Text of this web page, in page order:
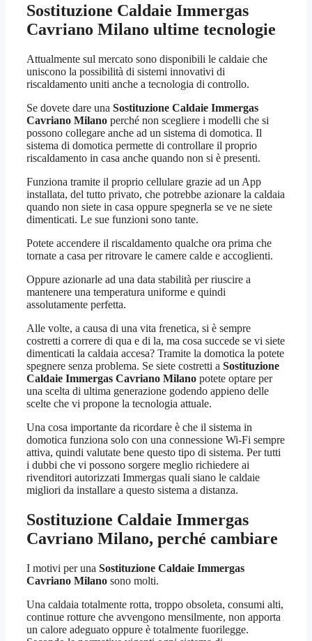
Sostituzione Caldaie Immergas
Cavriano Milano ultime tecnologie
Attualmente sul mercato sono disponibili le caldaie che
uniscono la possibilità di sistemi innovativi di
riscaldamento uniti anche a tecnologia di controllo.
Se dovete dare una Sostituzione Caldaie Immergas
Cavriano Milano perché non scegliere i modelli che si
possono collegare anche ad un sistema di domotica. Il
sistema di domotica permette di controllare il proprio
riscaldamento in casa anche quando non si è presenti.
Funziona tramite il proprio cellulare grazie ad un App
installata, del tutto privato, che potrebbe azionare la caldaia
quando non siete in casa oppure spegnerla se ve ne siete
dimenticati. Le sue funzioni sono tante.
Potete accendere il riscaldamento qualche ora prima che
tornate a casa per ritrovare le camere calde e accoglienti.
Oppure azionarle ad una data stabilità per riuscire a
mantenere una temperatura uniforme e quindi
assolutamente perfetta.
Alle volte, a causa di una vita frenetica, si è sempre
costretti a correre di qua e di la, ma cosa succede se vi siete
dimenticati la caldaia accesa? Tramite la domotica la potete
spegnere senza problema. Se siete costretti a Sostituzione
Caldaie Immergas Cavriano Milano potete optare per
una scelta di ultima generazione godendo appieno delle
scelte che vi propone la tecnologia attuale.
Una cosa importante da ricordare è che il sistema in
domotica funziona solo con una connessione Wi-Fi sempre
attiva, quindi valutate bene questo tipo di sistema. Per tutti
i dubbi che vi possono sorgere meglio richiedere ai
rivenditori autorizzati Immergas quali siano le caldaie
migliori da installare a questo sistema a distanza.
Sostituzione Caldaie Immergas
Cavriano Milano, perché cambiare
I motivi per una Sostituzione Caldaie Immergas
Cavriano Milano sono molti.
Una caldaia totalmente rotta, troppo obsoleta, consumi alti,
continue rotture che avvengono mensilmente, non apporta
un calore adeguato oppure è totalmente fuorilegge.